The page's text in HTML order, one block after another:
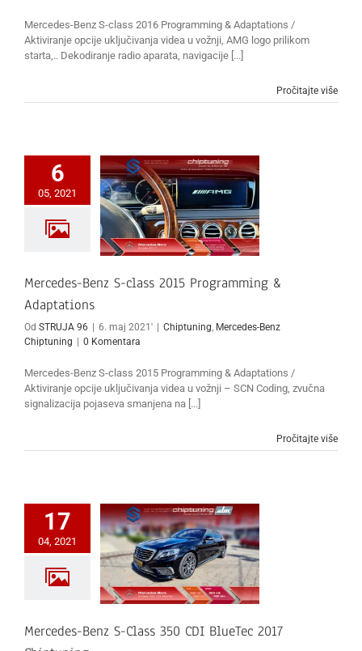
Mercedes-Benz S-class 2016 Programming & Adaptations /
Aktiviranje opcije uključivanja videa u vožnji, AMG logo prilikom
starta,.. Dekodiranje radio aparata, navigacije [...]
Pročitajte više
6
05, 2021
2015 Programming &
Adaptations
Mercedes-Benz
Chiptuning
Mercedes-Benz S-class 2015 Programming &
Adaptations
Od STRUJA 96 6. maj 2021' Chiptuning, Mercedes-Benz
Chiptuning
0 Komentara
Mercedes-Benz S-class 2015 Programming & Adaptations /
Aktiviranje opcije uključivanja videa u vožnji – SCN Coding, zvučna
signalizacija pojaseva smanjena na [...]
Pročitajte više
17
04, 2021
Mercedes-Benz S-Class
350 CDI BlueTec 2017
Chiptuning
Mercedes-Benz
Chiptuning
Mercedes-Benz S-Class 350 CDI BlueTec 2017